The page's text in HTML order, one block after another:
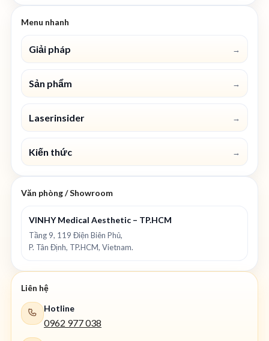
Menu nhanh
Giải pháp →
Sản phẩm →
Laserinsider →
Kiến thức →
Văn phòng / Showroom
VINHY Medical Aesthetic – TP.HCM
Tầng 9, 119 Điện Biên Phủ,
P. Tân Định, TP.HCM, Vietnam.
Liên hệ
Hotline
0962 977 038